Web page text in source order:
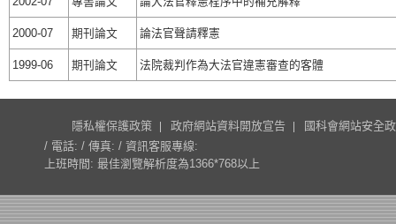
2000-07 期刊論文 論法官聲請釋憲
1999-06 期刊論文 法院裁判作為大法官違憲審查的客體
隱私權保護政策 政府網站資料開放宣告
國科會網站安全
/ 電話: / 傳真: / 資訊客服專線:
上班時間: 最佳瀏覽解析度為1366*768以上